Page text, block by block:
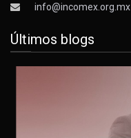
info@incomex.org.mx
Últimos blogs